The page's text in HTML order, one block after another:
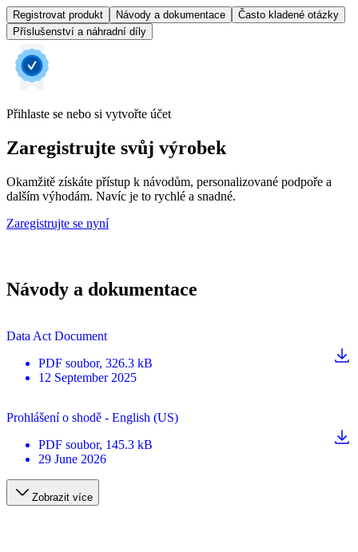
Registrovat produkt Návody a dokumentace
Často kladené otázky
Příslušenství a náhradní díly
Přihlaste se nebo si vytvořte účet
Zaregistrujte svůj výrobek
Okamžitě získáte přístup k návodům, personalizované podpoře a
dalším výhodám. Navíc je to rychlé a snadné.
Zaregistrujte se nyní
Návody a dokumentace
Data Act Document
PDF soubor, 326.3 kB
12 September 2025
Prohlášení o shodě - English (US)
PDF soubor, 145.3 kB
29 June 2026
Zobrazit více